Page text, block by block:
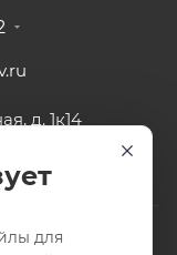
д. 1к14
для